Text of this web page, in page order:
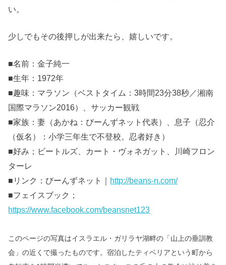
い。
少しでもその後押しが出来たら、嬉しいです。
■名前：金子純一
■生年：1972年
■趣味：マラソン（ベストタイム：3時間23分38秒／湘南
国際マラソン2016）、サッカー観戦
■家族：妻（あかね：びーんずネット代表）、息子（忍介
（仮名）：小学三年生で不登校。忍者好き）
■好み；ビートルズ、カート・ヴォネガット、川崎フロン
ターレ
■リンク：びーんずネット｜ http://beans-n.com/
■フェイスブック；
https://www.facebook.com/beansnet123
このページの写真はイスラエル・ガリラヤ湖畔の「山上の垂訓教
会」の近くで撮ったものです。宿泊したティベリアという町から